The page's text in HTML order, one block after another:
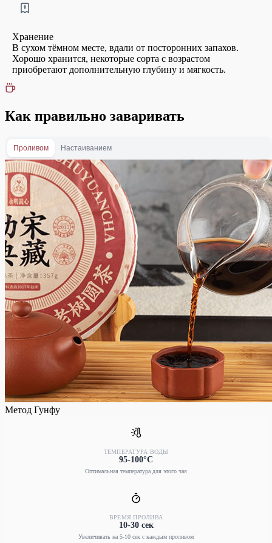
Хранение
В сухом тёмном месте, вдали от посторонних запахов.
Хорошо хранится, некоторые сорта с возрастом
приобретают дополнительную глубину и мягкость.
Как правильно заваривать
Проливом Настаиванием
Метод Гунфу
ТЕМПЕРАТУРА ВОДЫ
95-100°C
Оптимальная температура для этого чая
ВРЕМЯ ПРОЛИВА
10-30 сек
Увеличивать на 5-10 сек с каждым проливом